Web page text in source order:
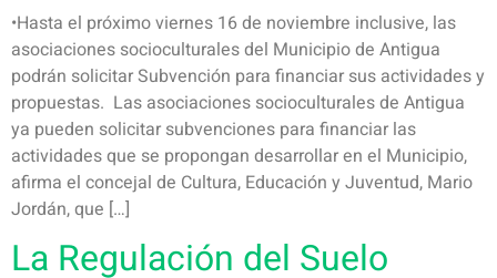
•Hasta el próximo viernes 16 de noviembre inclusive, las
asociaciones socioculturales del Municipio de Antigua
podrán solicitar Subvención para financiar sus actividades y
propuestas. Las asociaciones socioculturales de Antigua
ya pueden solicitar subvenciones para financiar las
actividades que se propongan desarrollar en el Municipio,
afirma el concejal de Cultura, Educación y Juventud, Mario
Jordán, que […]
La Regulación del Suelo